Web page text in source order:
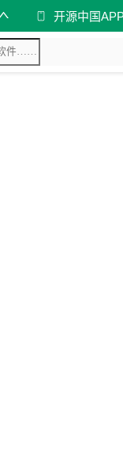
开源中国